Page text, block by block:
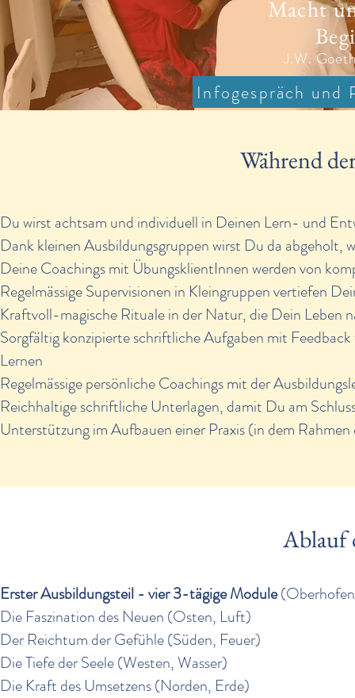
Macht
J.W.
Infogespräch und
Während
Du wirst achtsam und individuell in Deinen Lern- und
Dank kleinen Ausbildungsgruppen wirst Du da abgeholt,
Deine Coachings mit ÜbungsklientInnen werden von
Regelmässige Supervisionen in Kleingruppen vertiefen
Kraftvoll-magische Rituale in der Natur, die Dein Leben
Sorgfältig konzipierte schriftliche Aufgaben mit
Lernen
Regelmässige persönliche Coachings mit der
Reichhaltige schriftliche Unterlagen, damit Du am
Unterstützung im Aufbauen einer Praxis (in dem
Ablauf
Erster Ausbildungsteil - vier 3-tägige Module
Die Faszination des Neuen (Osten, Luft)
Der Reichtum der Gefühle (Süden, Feuer)
Die Tiefe der Seele (Westen, Wasser)
Die Kraft des Umsetzens (Norden, Erde)